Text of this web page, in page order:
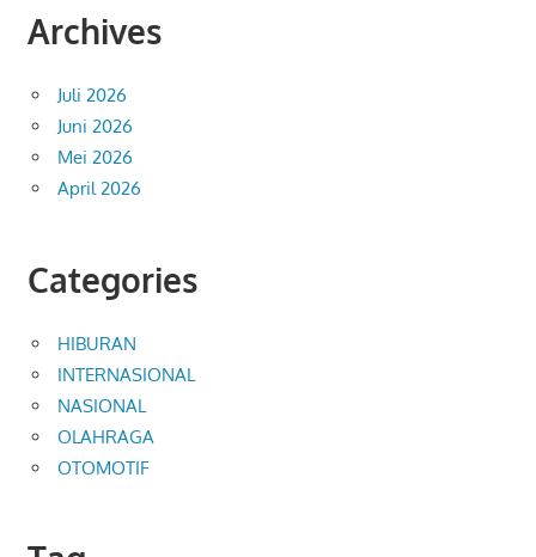
Archives
Juli 2026
Juni 2026
Mei 2026
April 2026
Categories
HIBURAN
INTERNASIONAL
NASIONAL
OLAHRAGA
OTOMOTIF